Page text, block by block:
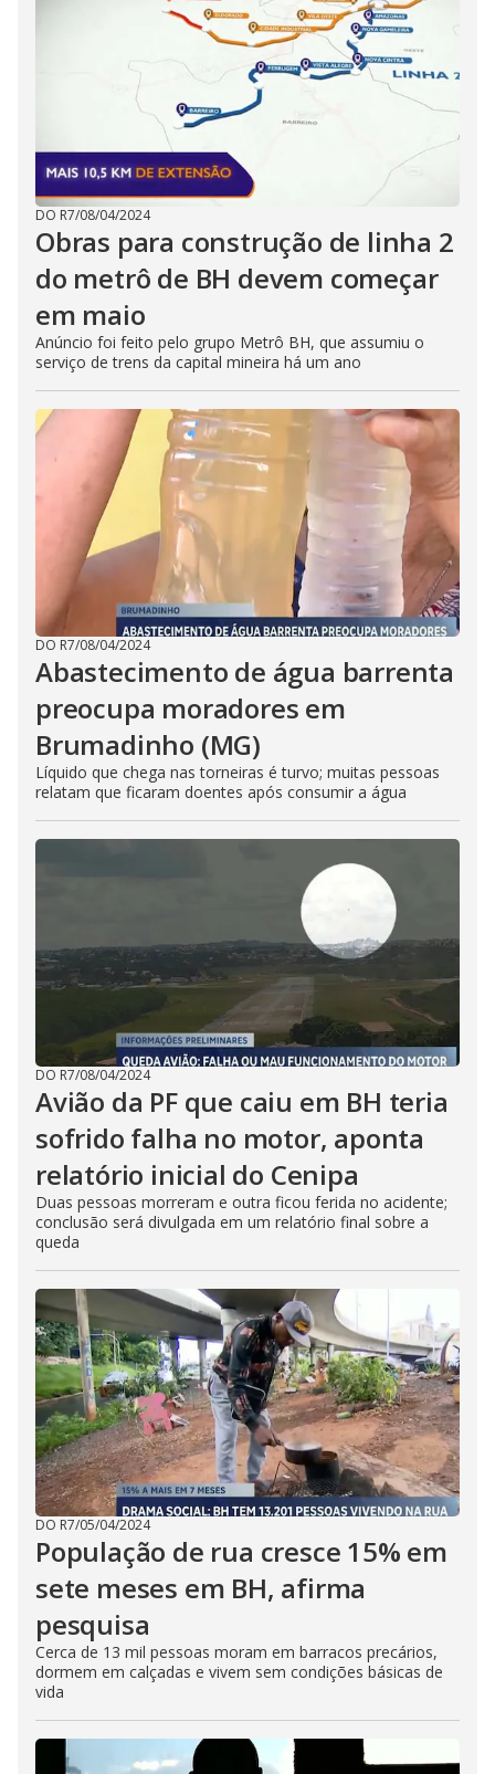
DO R7/08/04/2024
Obras para construção de linha 2
do metrô de BH devem começar
em maio
Anúncio foi feito pelo grupo Metrô BH, que assumiu o
serviço de trens da capital mineira há um ano
DO R7/08/04/2024
Abastecimento de água barrenta
preocupa moradores em
Brumadinho (MG)
Líquido que chega nas torneiras é turvo; muitas pessoas
relatam que ficaram doentes após consumir a água
DO R7/08/04/2024
Avião da PF que caiu em BH teria
sofrido falha no motor, aponta
relatório inicial do Cenipa
Duas pessoas morreram e outra ficou ferida no acidente;
conclusão será divulgada em um relatório final sobre a
queda
DO R7/05/04/2024
População de rua cresce 15% em
sete meses em BH, afirma
pesquisa
Cerca de 13 mil pessoas moram em barracos precários,
dormem em calçadas e vivem sem condições básicas de
vida